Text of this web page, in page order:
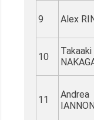
9 Alex
10
Takaaki
11
Andrea